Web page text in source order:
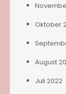
Oktober
August
Juli 2022